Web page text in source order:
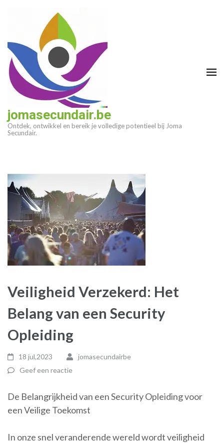
(druk
enter)
jomasecundair.be
Ontdek, ontwikkel en bereik je volledige potentieel bij Joma
Secundair.
Veiligheid Verzekerd: Het
Belang van een Security
Opleiding
18 jul,2023
jomasecundairbe
Geef een reactie
De Belangrijkheid van een Security Opleiding voor
een Veilige Toekomst
In onze snel veranderende wereld wordt veiligheid